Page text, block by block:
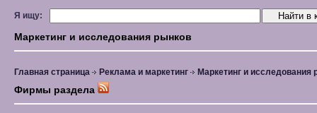
Я ищу:
Маркетинг и исследования рынков
Главная страница Реклама и маркетинг Маркетинг и исследования
Фирмы раздела